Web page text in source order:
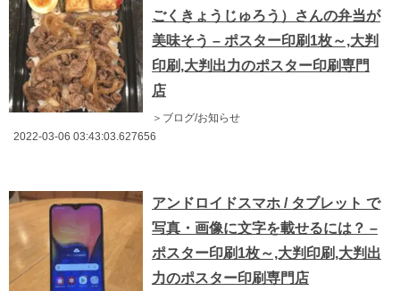
ごくきょうじゅろう）さんの弁当が
美味そう – ポスター印刷1枚～,大判
印刷,大判出力のポスター印刷専門
店
＞ブログ/お知らせ
2022-03-06 03:43:03.627656
アンドロイドスマホ / タブレット で
写真・画像に文字を載せるには？ –
ポスター印刷1枚～,大判印刷,大判出
力のポスター印刷専門店